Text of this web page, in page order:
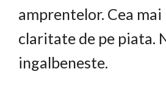
amprentelor. Cea mai
claritate de pe piata.
ingalbeneste.